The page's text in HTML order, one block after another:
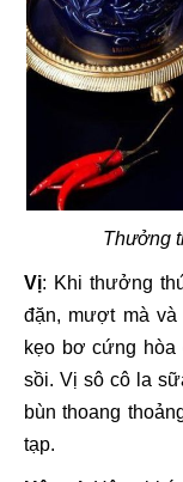
Thưởng
Vị: Khi thưởng
đặn, mượt mà và
kẹo bơ cứng
sồi. Vị sô cô la
bùn thoang
tạp.